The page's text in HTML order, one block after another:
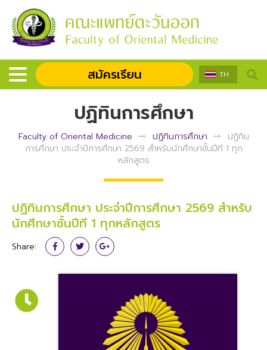
สมัครเรียน TH
ปฏิทินการศึกษา
Faculty of Oriental Medicine ปฏิทินการศึกษา
ปฏิทิน
การศึกษา ประจำปีการศึกษา 2569 สำหรับนักศึกษาชั้นปีที 1 ทุก
หลักสูตร
ปฏิทินการศึกษา ประจำปีการศึกษา 2569 สำหรับ
นักศึกษาชั้นปีที 1 ทุกหลักสูตร
Share: